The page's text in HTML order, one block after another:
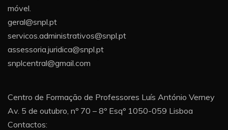
móvel.
geral@snpl.pt
servicos.administrativos@snpl.pt
assessoria.juridica@snpl.pt
snplcentral@gmail.com
Centro de Formação de Professores Luís António Verney
Av. 5 de outubro, nº 70 – 8º Esqº 1050-059 Lisboa
Contactos: